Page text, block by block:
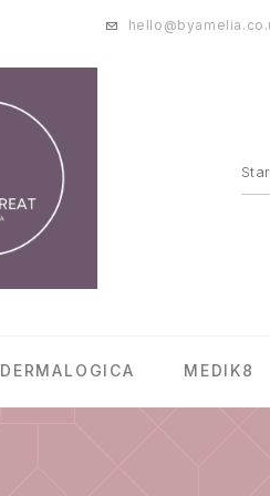
DERMALOGICA MEDIK8